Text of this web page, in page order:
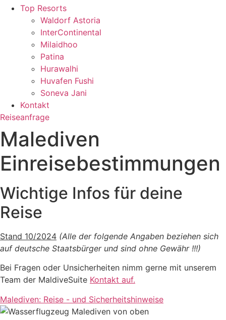
Top Resorts
Waldorf Astoria
InterContinental
Milaidhoo
Patina
Hurawalhi
Huvafen Fushi
Soneva Jani
Kontakt
Reiseanfrage
Malediven
Einreisebestimmungen
Wichtige Infos für deine
Reise
Stand 10/2024 (Alle der folgende Angaben beziehen sich
auf deutsche Staatsbürger und sind ohne Gewähr !!!)
Bei Fragen oder Unsicherheiten nimm gerne mit unserem
Team der MaldiveSuite Kontakt auf.
Malediven: Reise - und Sicherheitshinweise